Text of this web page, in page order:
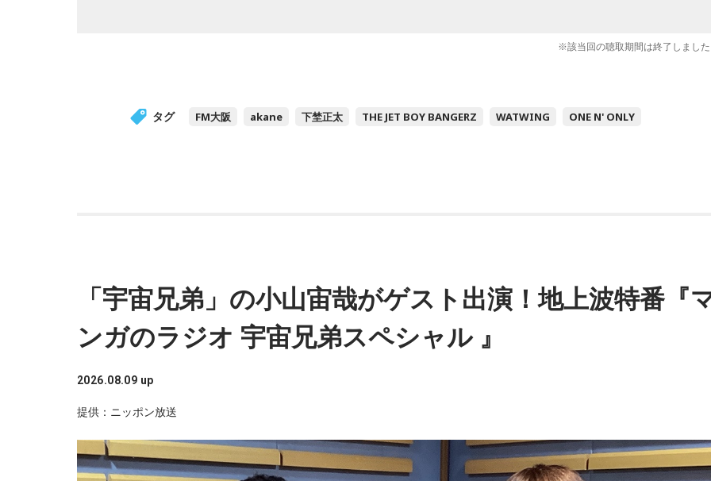
※該当回の聴取期間は終了しまし
タグ FM大阪 akane 下埜正太 THE JET BOY BANGERZ WATWING ONE N' ONLY
「宇宙兄弟」の小山宙哉がゲスト出演！地上波特番『
ンガのラジオ 宇宙兄弟スペシャル 』
2026.08.09 up
提供：ニッポン放送